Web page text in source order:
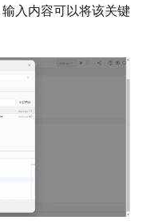
入内容可以将该关键